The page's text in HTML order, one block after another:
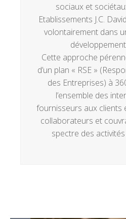
sociaux et
Etablissements J.C.
volontairement dans
Cette approche
d’un plan « RSE »
des Entreprises) à
l’ensemble des
fournisseurs aux clients
collaborateurs et
spectre des